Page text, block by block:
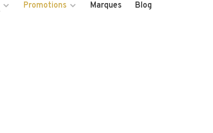
Promotions Marques Blog